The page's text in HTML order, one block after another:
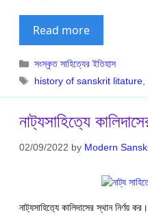
Read more
Categories
সংস্কৃত সাহিত্যের ইতিহাস
Tags
history of sanskrit litature,
নাট‍্যসাহিত‍্যে
02/09/2022 by Modern
নাট‍্যসাহিত‍্যে কালিদাসের স্থান নির্ণয়